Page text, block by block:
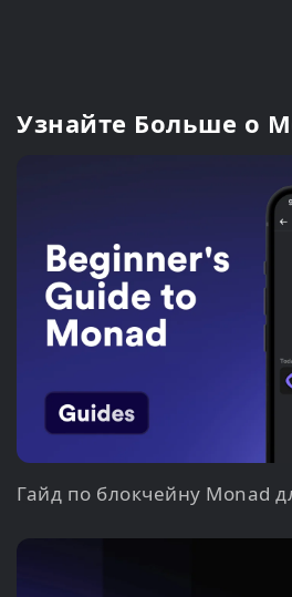
Узнайте Больше о
Гайд по блокчейну Monad